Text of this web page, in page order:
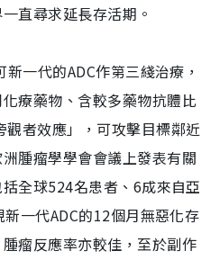
直尋求延長存活期。
一代的ADC作第三綫治療，
療藥物、含較多藥物抗體比
者效應」，可攻擊目標鄰近
腫瘤學學會會議上發表有關
全球524名患者、6成來自亞
一代ADC的12個月無惡化存
瘤反應率亦較佳，至於副作